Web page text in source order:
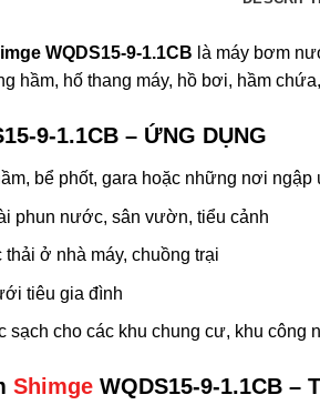
WQDS15-9-1.1CB là máy bơm
hầm, hố thang máy, hồ bơi, hầm
9-1.1CB – ỨNG DỤNG
bể phốt, gara hoặc những nơi ngập
phun nước, sân vườn, tiểu cảnh​
ở nhà máy, chuồng trại
tiêu gia đình
sạch cho các khu chung cư, khu công
Shimge WQDS15-9-1.1CB –